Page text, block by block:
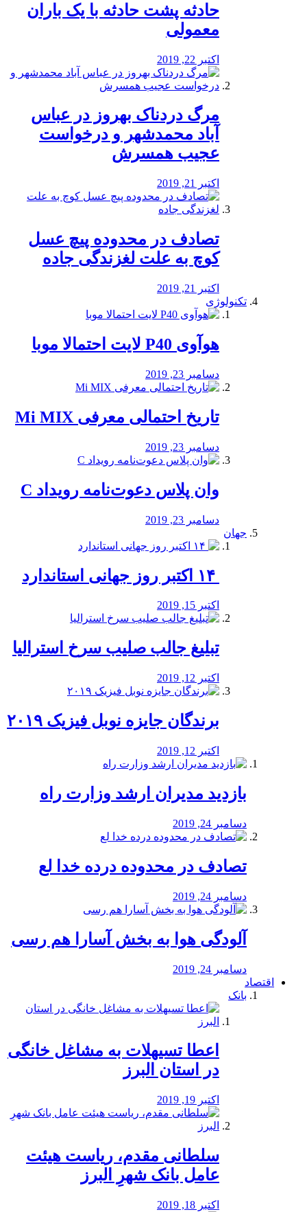
️حادثه پشت حادثه با یک باران
معمولی
اکتبر 22, 2019
مرگ دردناک بهروز در عباس
آباد محمدشهر و درخواست
عجیب همسرش
اکتبر 21, 2019
تصادف در محدوده پیچ عسل
کوچ به علت لغزندگی جاده
اکتبر 21, 2019
تکنولوژی
هوآوی P40 لایت احتمالا موبا
دسامبر 23, 2019
تاریخ احتمالی معرفی Mi MIX
دسامبر 23, 2019
وان پلاس دعوت‌نامه رویداد C
دسامبر 23, 2019
جهان
اکتبر 15, 2019
تبلیغ جالب صلیب سرخ استرالیا
اکتبر 12, 2019
برندگان جایزه نوبل فیزیک ۲۰۱۹
اکتبر 12, 2019
بازدید مدیران ارشد وزارت راه
دسامبر 24, 2019
تصادف در محدوده درده خدا لع
دسامبر 24, 2019
آلودگی هوا به بخش آسارا هم رسی
دسامبر 24, 2019
اقتصاد
بانک
️اعطا تسیهلات به مشاغل خانگی
در استان البرز
اکتبر 19, 2019
سلطانی مقدم، ریاست هیئت
عامل بانک شهرِ البرز
اکتبر 18, 2019